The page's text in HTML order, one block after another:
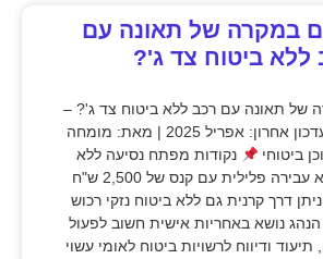
במקרה של תאונה עם
ללא ביטוח צד ג'?
של תאונה עם רכב ללא ביטוח צד ג'? –
המדריך המלא עדכון אחרון: אפריל 2025 | מאת: מומחה
ביטוחי
נקודות מפתח נסיעה ללא
ביטוח חובה היא עבירה פלילית עם קנס של 2,500 ש"ח
ניתן דרך קרנית גם ללא ביטוח נזקי רכוש
נושא באחריות אישית חשוב לפעול
ודיווח לרשויות ביטוח לאומי עשוי